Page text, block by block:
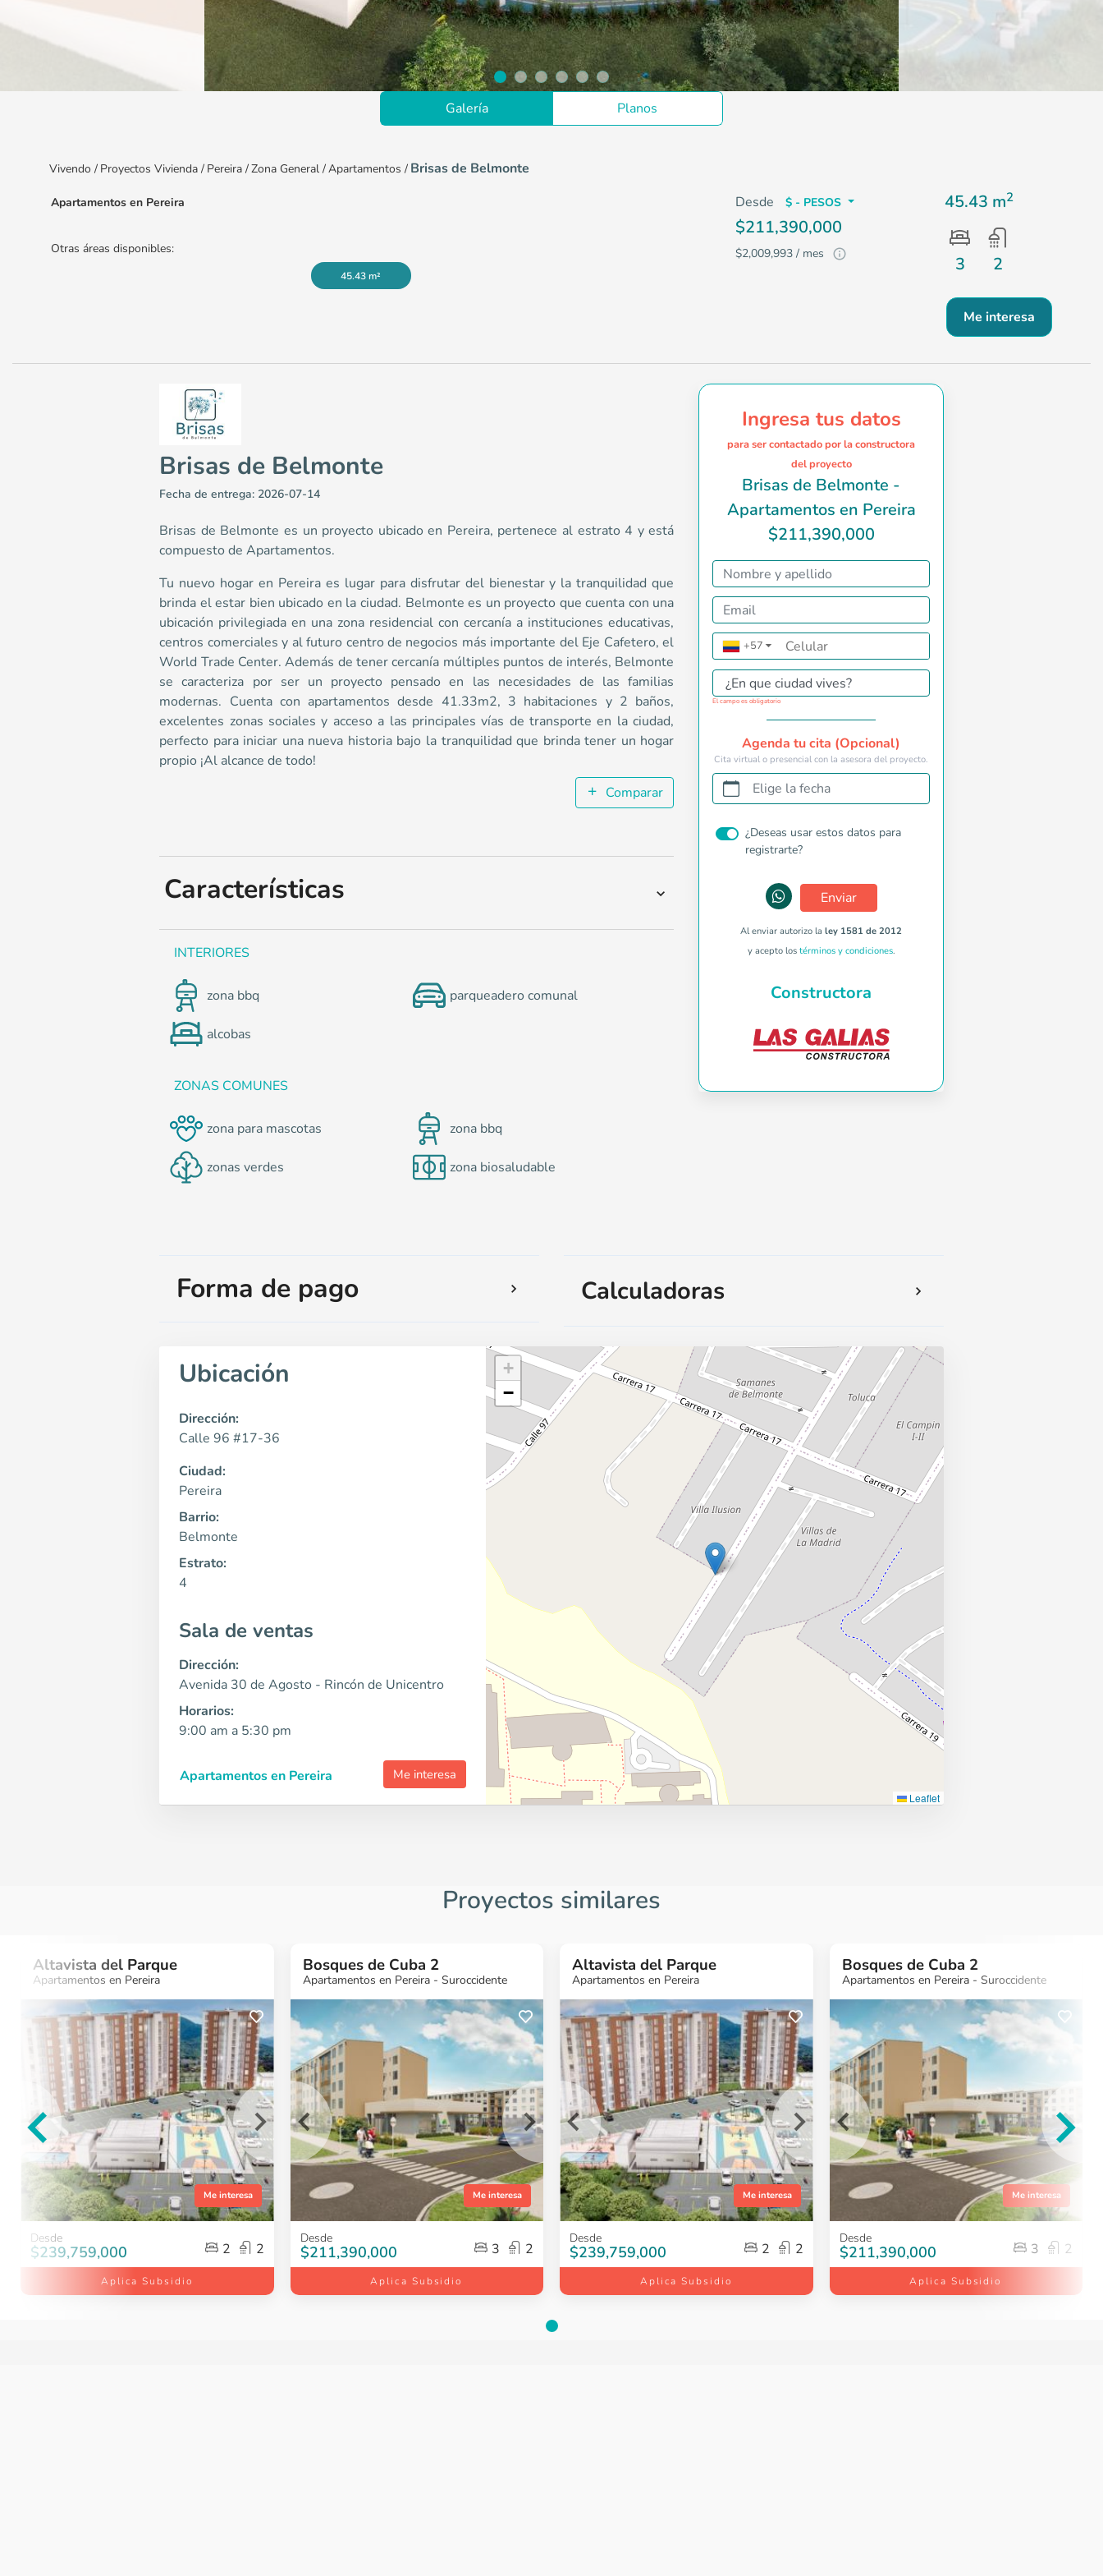
Galería Planos
Vivendo / Proyectos Vivienda / Pereira /Zona General /Apartamentos / Brisas de Belmonte
Brisas de Belmonte
Apartamentos en Pereira <p>Tu nuevo hogar en Pereira es lugar para disfrutar del bienestar y la tranquilidad que brinda el estar bien ubicado en la ciudad. Belmonte es un
Eje cafetero Calle 96 #17-36
Apartamentos en Pereira
Otras áreas disponibles:
45.43 m²
Desde $ - PESOS
$211,390,000
$2,009,993 / mes
45.43 m2
3 2
Me interesa
Brisas de Belmonte
Fecha de entrega: 2026-07-14
Brisas de Belmonte es un proyecto ubicado en Pereira, pertenece al estrato 4 y está
compuesto de Apartamentos.
Tu nuevo hogar en Pereira es lugar para disfrutar del bienestar y la tranquilidad que
brinda el estar bien ubicado en la ciudad. Belmonte es un proyecto que cuenta con una
ubicación privilegiada en una zona residencial con cercanía a instituciones educativas,
centros comerciales y al futuro centro de negocios más importante del Eje Cafetero, el
World Trade Center. Además de tener cercanía múltiples puntos de interés, Belmonte
se caracteriza por ser un proyecto pensado en las necesidades de las familias
modernas. Cuenta con apartamentos desde 41.33m2, 3 habitaciones y 2 baños,
excelentes zonas sociales y acceso a las principales vías de transporte en la ciudad,
perfecto para iniciar una nueva historia bajo la tranquilidad que brinda tener un hogar
propio ¡Al alcance de todo!
Comparar
Características
INTERIORES
zona bbq parqueadero comunal
alcobas
ZONAS COMUNES
zona para mascotas zona bbq
zonas verdes zona biosaludable
Ingresa tus datos
para ser contactado por la constructora
del proyecto
Brisas de Belmonte -
Apartamentos en Pereira
$211,390,000
+57 ▼
¿En que ciudad vives?
El campo es obligatorio
Agenda tu cita (Opcional)
Cita virtual o presencial con la asesora del proyecto.
Elige la fecha
¿Deseas usar estos datos para
registrarte?
Enviar
Al enviar autorizo la ley 1581 de 2012
y acepto los términos y condiciones.
Constructora
Forma de pago Calculadoras
Ubicación
Dirección:
Calle 96 #17-36
Ciudad:
Pereira
Barrio:
Belmonte
Estrato:
4
Sala de ventas
Dirección:
Avenida 30 de Agosto - Rincón de Unicentro
Horarios:
9:00 am a 5:30 pm
Apartamentos en Pereira Me interesa
+
−
Leaflet
Proyectos similares
¿Quieres más
información?
Ver Proyecto
¿Quieres más
información?
Ver Proyecto
Altavista del Parque
Apartamentos en Pereira
Me interesa
Item
of
Desde
$239,759,000 2 2
Aplica Subsidio
Bosques de Cuba 2
Apartamentos en Pereira - Suroccidente
Me interesa
¿Quieres más
información?
Ver Proyecto
Item
of
5
Desde
$211,390,000 3 2
Aplica Subsidio
Altavista del Parque
Apartamentos en Pereira
Me interesa
¿Quieres más
información?
Ver Proyecto
Item
of
5
Desde
$239,759,000 2 2
Aplica Subsidio
Bosques de Cuba 2
Apartamentos en Pereira - Suroccidente
Me interesa
¿Quieres más
información?
Ver Proyecto
Item
of
5
Desde
$211,390,000 3 2
Aplica Subsidio